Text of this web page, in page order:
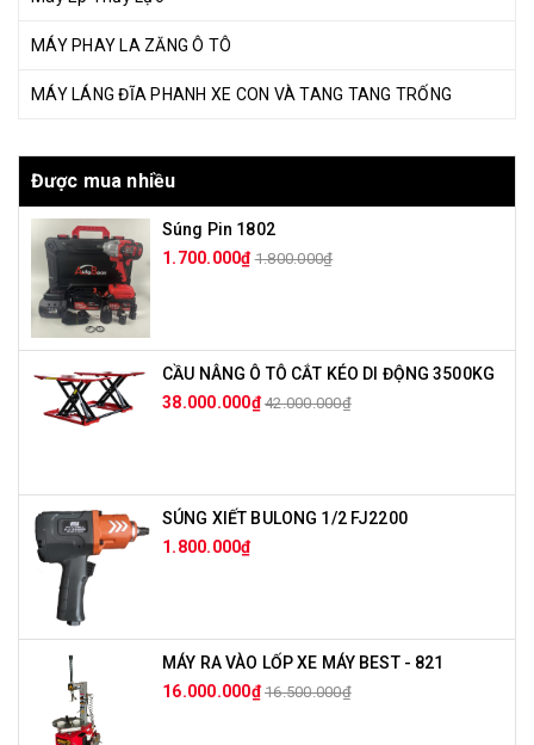
MÁY PHAY LA ZĂNG Ô TÔ
MÁY LÁNG ĐĨA PHANH XE CON VÀ TANG TANG TRỐNG
Được mua nhiều
Súng Pin 1802
1.700.000₫ 1.800.000₫
CẦU NÂNG Ô TÔ CẮT KÉO DI ĐỘNG 3500KG
38.000.000₫ 42.000.000₫
SÚNG XIẾT BULONG 1/2 FJ2200
1.800.000₫
MÁY RA VÀO LỐP XE MÁY BEST - 821
16.000.000₫ 16.500.000₫